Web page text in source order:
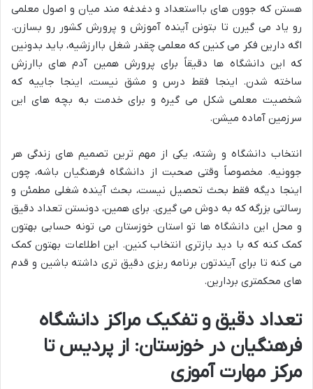
هستن که جوون های بااستعداد و دغدغه مند میان و اصول معلمی
رو یاد می گیرن تا بتونن آینده آموزش و پرورش کشور رو بسازن.
اگه دارین فکر می کنین که معلمی چقدر شغل باارزشیه، باید بدونین
که این دانشگاه ها دقیقاً برای پرورش همین آدم های باارزش
ساخته شدن. اینجا فقط درس و مشق نیست، اینجا جاییه که
شخصیت معلمی شکل می گیره و برای خدمت به بچه های این
سرزمین آماده میشن.
انتخاب دانشگاه و رشته، یکی از مهم ترین تصمیم های زندگی هر
جوونیه. مخصوصاً وقتی صحبت از دانشگاه فرهنگیان باشه، چون
اینجا دیگه فقط بحث تحصیل نیست، بحث آینده شغلی مطمئن و
رسالتی بزرگه که به دوش می گیری. برای همین، دونستن تعداد دقیق
و محل این دانشگاه ها تو استان خوزستان می تونه حسابی بهتون
کمک کنه که با دید بازتری انتخاب کنین. این اطلاعات بهتون کمک
می کنه تا برای آیندتون برنامه ریزی دقیق تری داشته باشین و قدم
های محکمتری بردارین.
تعداد دقیق و تفکیک مراکز دانشگاه
فرهنگیان در خوزستان: از پردیس تا
مرکز مهارت آموزی